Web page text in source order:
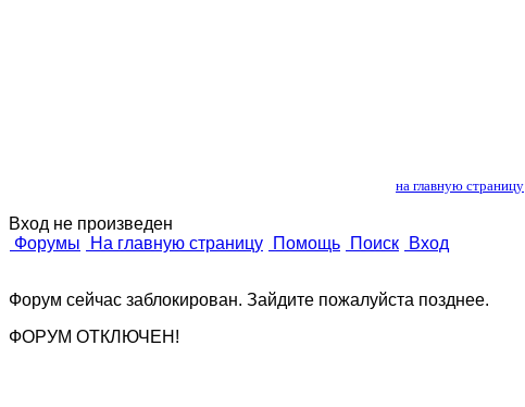
на главную страницу
Вход не произведен
Форумы
На главную страницу Помощь Поиск Вход
Форум сейчас заблокирован. Зайдите пожалуйста позднее.
ФОРУМ ОТКЛЮЧЕН!